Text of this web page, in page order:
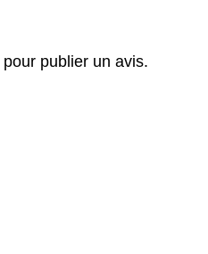
pour publier un avis.